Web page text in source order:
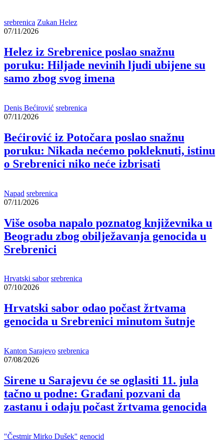
srebrenica Zukan Helez
07/11/2026
Helez iz Srebrenice poslao snažnu
poruku: Hiljade nevinih ljudi ubijene su
samo zbog svog imena
Denis Bećirović srebrenica
07/11/2026
Bećirović iz Potočara poslao snažnu
poruku: Nikada nećemo pokleknuti, istinu
o Srebrenici niko neće izbrisati
Napad srebrenica
07/11/2026
Više osoba napalo poznatog književnika u
Beogradu zbog obilježavanja genocida u
Srebrenici
Hrvatski sabor srebrenica
07/10/2026
Hrvatski sabor odao počast žrtvama
genocida u Srebrenici minutom šutnje
Kanton Sarajevo srebrenica
07/08/2026
Sirene u Sarajevu će se oglasiti 11. jula
tačno u podne: Građani pozvani da
zastanu i odaju počast žrtvama genocida
"Čestmir Mirko Dušek" genocid